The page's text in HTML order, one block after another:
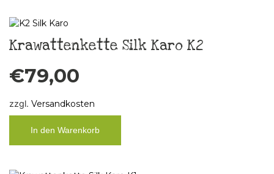
Krawattenkette Silk Karo K2
€79,00
zzgl. Versandkosten
In den Warenkorb